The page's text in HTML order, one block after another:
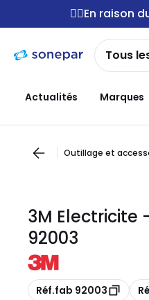
navigation
Passer
au
contenu
🚴‍♂️En raison
Tous
Actualités Marques
Outillage et
3M Electricite
92003
Copie
Réf.fab 92003